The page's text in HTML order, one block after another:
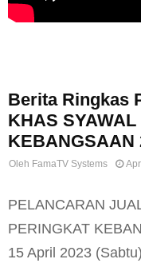
Berita Ringkas
KHAS
KEBANGSAAN
Oleh FamaTV Systems
PELANCARAN
PERINGKAT
15 April 2023 (Sabtu)